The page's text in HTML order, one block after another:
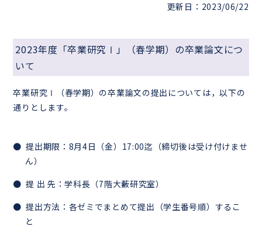
更新日：2023/06/22
2023年度「卒業研究Ⅰ」（春学期）の卒業論文につ
いて
卒業研究Ⅰ（春学期）の卒業論文の提出については，以下の
通りとします。
提出期限：8月4日（金）17:00迄（締切後は受け付けませ
ん）
提 出 先：学科長（7階大藪研究室）
提出方法：各ゼミでまとめて提出（学生番号順）するこ
と